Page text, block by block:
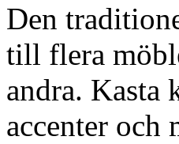
Den
till flera
andra. Kasta
accenter och